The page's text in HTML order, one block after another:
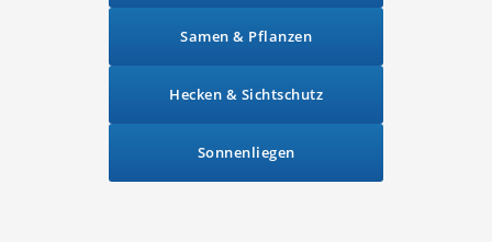
Samen & Pflanzen
Hecken & Sichtschutz
Sonnenliegen